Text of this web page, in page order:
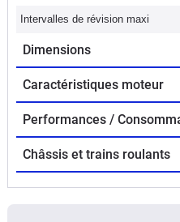
Intervalles de révision maxi
Dimensions
Caractéristiques moteur
Performances /
Châssis et trains roulants